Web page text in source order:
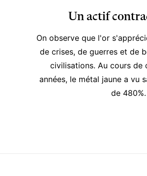
Un actif
On observe que l'or
de crises, de guerres et de
civilisations. Au cours de
années, le métal jaune a vu
de 480%.